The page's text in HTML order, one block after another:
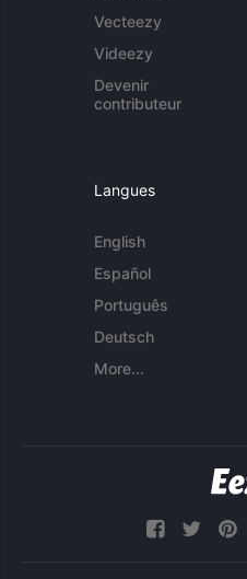
Vecteezy
Videezy
Devenir
contributeur
Langues
English
Español
Português
Deutsch
More...